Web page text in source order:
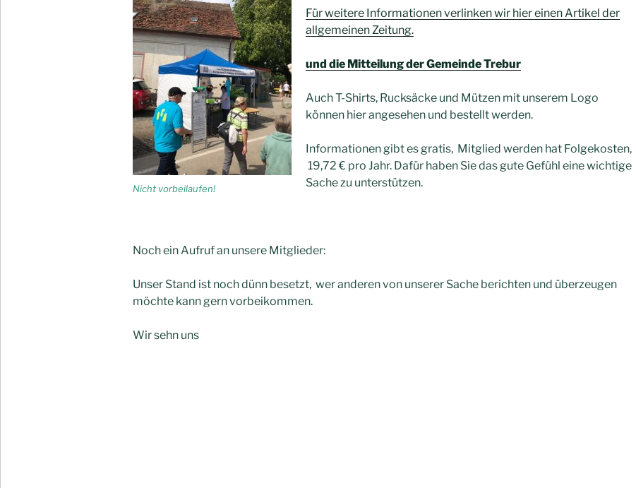
Nicht vorbeilaufen!
Für weitere Informationen verlinken wir hier einen Artikel der
allgemeinen Zeitung.
und die Mitteilung der Gemeinde Trebur
Auch T-Shirts, Rucksäcke und Mützen mit unserem Logo
können hier angesehen und bestellt werden.
Informationen gibt es gratis, Mitglied werden hat Folgekosten,
19,72 € pro Jahr. Dafür haben Sie das gute Gefühl eine wichtige
Sache zu unterstützen.
Noch ein Aufruf an unsere Mitglieder:
Unser Stand ist noch dünn besetzt, wer anderen von unserer Sache berichten und überzeugen
möchte kann gern vorbeikommen.
Wir sehn uns